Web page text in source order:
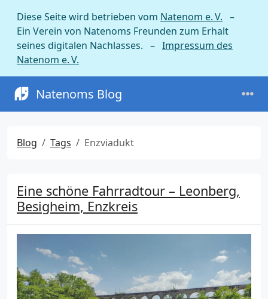
Diese Seite wird betrieben vom Natenom e. V. –
Ein Verein von Natenoms Freunden zum Erhalt
seines digitalen Nachlasses. – Impressum des
Natenom e. V.
Natenoms Blog
Blog Tags Enzviadukt
Eine schöne Fahrradtour – Leonberg,
Besigheim, Enzkreis